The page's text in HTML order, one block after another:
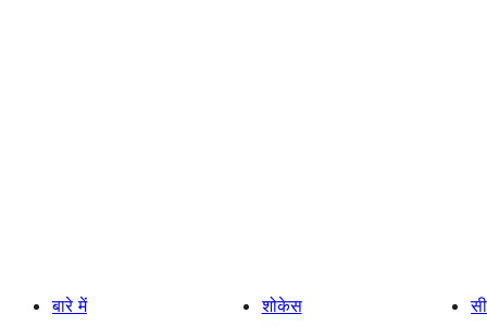
बारे में
शोकेस